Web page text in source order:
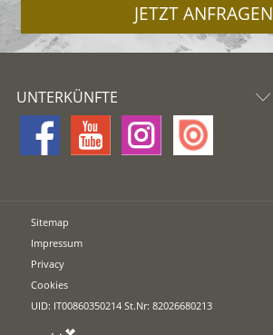
JETZT ANFRAGEN
UNTERKÜNFTE
Sitemap
Impressum
Privacy
Cookies
UID: IT00860350214 St.Nr: 82026680213